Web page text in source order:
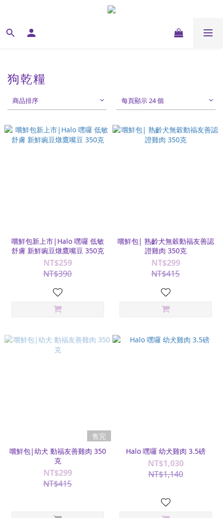
狗乾糧
商品排序 每頁顯示 24 個
嚐鮮包新上市|Halo 嘿囉 低敏
舒膚 新鮮豌豆燉鷹嘴豆 350克
NT$259
NT$390
嚐鮮包| 熟齡犬無穀動福友善認
證雞肉 350克
NT$299
NT$415
售完
嚐鮮包|幼犬 動福友善雞肉 350
克
NT$299
NT$415
Halo 嘿囉 幼犬雞肉 3.5磅
NT$1,030
NT$1,140